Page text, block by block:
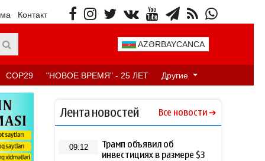
Контакт
AZƏRBAYCANCA
COP29 "НОВОЕ ВРЕМЯ" - 25 ЛЕТ Другие
Лента новостей Все новости
09:12
Трамп объявил об
инвестициях в размере $3